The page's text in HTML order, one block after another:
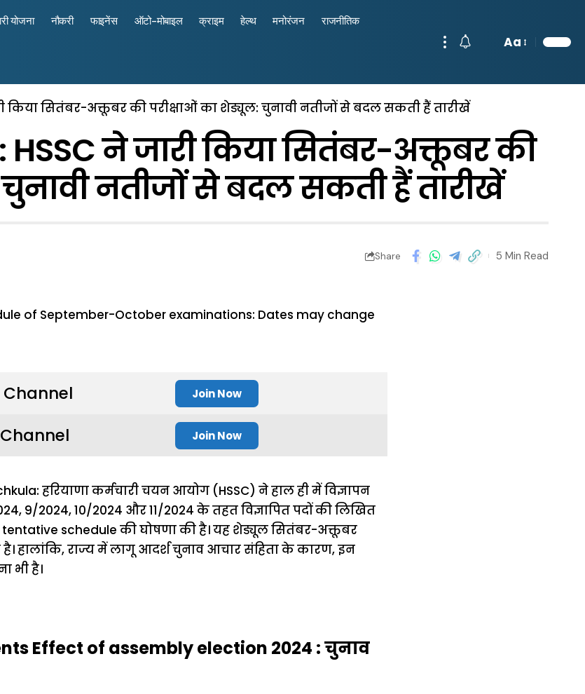
योजना नौकरी फाइनेंस ऑटो-मोबाइल क्राइम हेल्थ मनोरंजन राजनीतिक
Aa
किया सितंबर-अक्तूबर की परीक्षाओं का शेड्यूल: चुनावी नतीजों से बदल सकती हैं तारीखें
ने जारी किया सितंबर-अक्तूबर की
नतीजों से बदल सकती हैं तारीखें
Share 5 Min Read
Join Now
Join Now
हरियाणा कर्मचारी चयन आयोग (HSSC) ने हाल ही में विज्ञापन
9/2024, 10/2024 और 11/2024 के तहत विज्ञापित पदों की लिखित
schedule की घोषणा की है। यह शेड्यूल सितंबर-अक्तूबर
हालांकि, राज्य में लागू आदर्श चुनाव आचार संहिता के कारण, इन
भी है।
Effect of assembly election 2024 : चुनाव